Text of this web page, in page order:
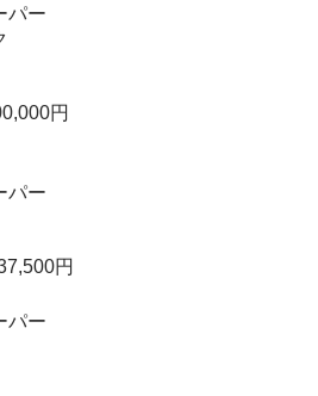
パー
円
パー
円
パー